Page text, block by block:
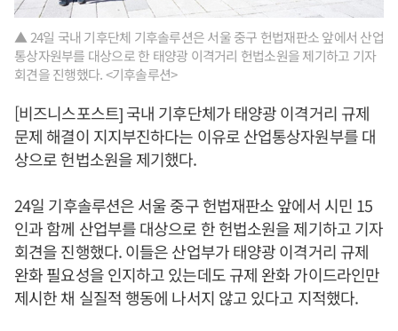
▲ 24일 국내 기후단체 기후솔루션은 서울 중구 헌법재판소 앞에서 산업
통상자원부를 대상으로 한 태양광 이격거리 헌법소원을 제기하고 기자
회견을 진행했다. <기후솔루션>
[비즈니스포스트] 국내 기후단체가 태양광 이격거리 규제
문제 해결이 지지부진하다는 이유로 산업통상자원부를 대
상으로 헌법소원을 제기했다.
24일 기후솔루션은 서울 중구 헌법재판소 앞에서 시민 15
인과 함께 산업부를 대상으로 한 헌법소원을 제기하고 기자
회견을 진행했다. 이들은 산업부가 태양광 이격거리 규제
완화 필요성을 인지하고 있는데도 규제 완화 가이드라인만
제시한 채 실질적 행동에 나서지 않고 있다고 지적했다.